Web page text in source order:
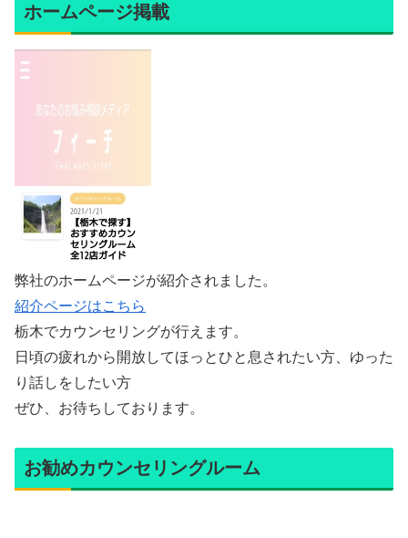
ホームページ掲載
弊社のホームページが紹介されました。
紹介ページはこちら
栃木でカウンセリングが行えます。
日頃の疲れから開放してほっとひと息されたい方、ゆった
り話しをしたい方
ぜひ、お待ちしております。
お勧めカウンセリングルーム